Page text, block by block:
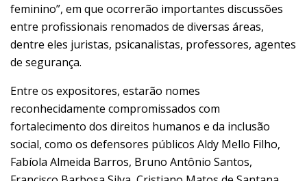
feminino”, em que ocorrerão importantes discussões
entre profissionais renomados de diversas áreas,
dentre eles juristas, psicanalistas, professores, agentes
de segurança.
Entre os expositores, estarão nomes
reconhecidamente compromissados com
fortalecimento dos direitos humanos e da inclusão
social, como os defensores públicos Aldy Mello Filho,
Fabíola Almeida Barros, Bruno Antônio Santos,